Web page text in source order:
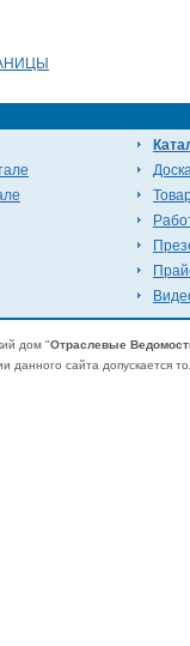
дом "Отраслевые
данного сайта допускается